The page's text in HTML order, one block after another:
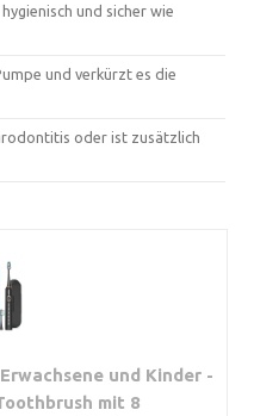
und sicher wie
und verkürzt es die
oder ist zusätzlich
und Kinder -
mit 8